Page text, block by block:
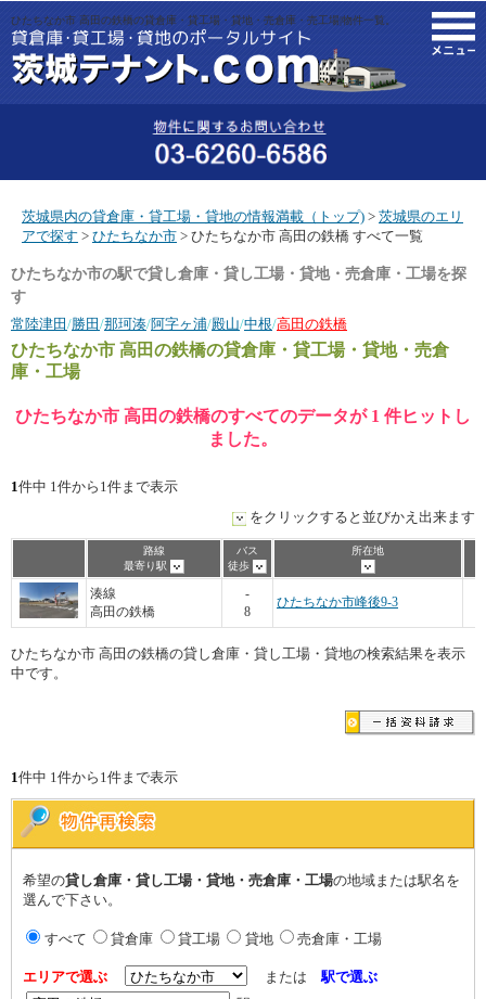
ひたちなか市 高田の鉄橋の貸倉庫・貸工場・貸地・売倉庫・売工場|物件一覧。
茨城県内の貸倉庫・貸工場・貸地の情報満載（トップ) > 茨城県のエリ
アで探す > ひたちなか市 > ひたちなか市 高田の鉄橋 すべて一覧
ひたちなか市の駅で貸し倉庫・貸し工場・貸地・売倉庫・工場を探
す
常陸津田 /勝田 /那珂湊/阿字ヶ浦/殿山/中根/高田の鉄橋
ひたちなか市 高田の鉄橋の貸倉庫・貸工場・貸地・売倉
庫・工場
ひたちなか市 高田の鉄橋のすべてのデータが 1 件ヒットし
ました。
1件中 1件から1件まで表示
をクリックすると並びかえ出来ます
路線
最寄り駅
バス
徒歩
所在地
湊線
高田の鉄橋
-
8
ひたちなか市峰後9-3
ひたちなか市 高田の鉄橋の貸し倉庫・貸し工場・貸地の検索結果を表示
中です。
1件中 1件から1件まで表示
希望の貸し倉庫・貸し工場・貸地・売倉庫・工場の地域または駅名を
選んで下さい。
すべて 貸倉庫 貸工場 貸地 売倉庫・工場
エリアで選ぶ または駅で選ぶ